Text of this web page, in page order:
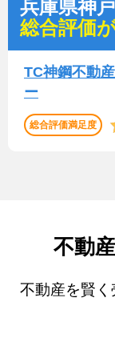
兵庫県神
総合評価
TC神鋼不動
ー
総合評価満足度
不動
不動産を賢